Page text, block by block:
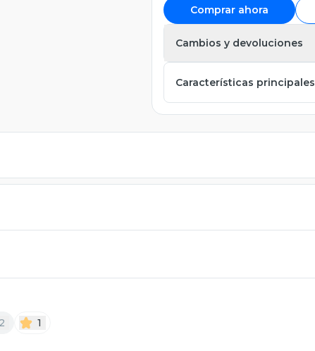
Comprar ahora
Cambios y devoluciones
Características principales
2
1